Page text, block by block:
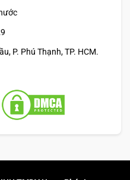
P. Phú Thạnh, TP. HCM.